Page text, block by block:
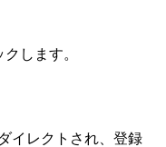
します。
イレクトされ、登録